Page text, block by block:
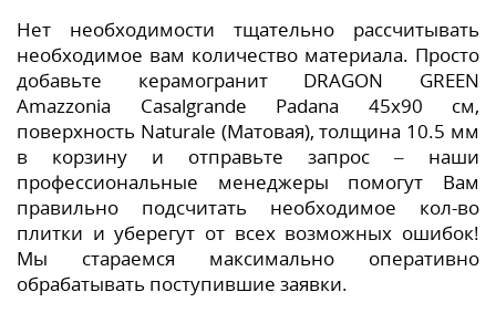
Нет необходимости тщательно рассчитывать
необходимое вам количество материала. Просто
добавьте керамогранит DRAGON GREEN
Amazzonia Casalgrande Padana 45x90 см,
поверхность Naturale (Матовая), толщина 10.5 мм
в корзину и отправьте запрос – наши
профессиональные менеджеры помогут Вам
правильно подсчитать необходимое кол-во
плитки и уберегут от всех возможных ошибок!
Мы стараемся максимально оперативно
обрабатывать поступившие заявки.